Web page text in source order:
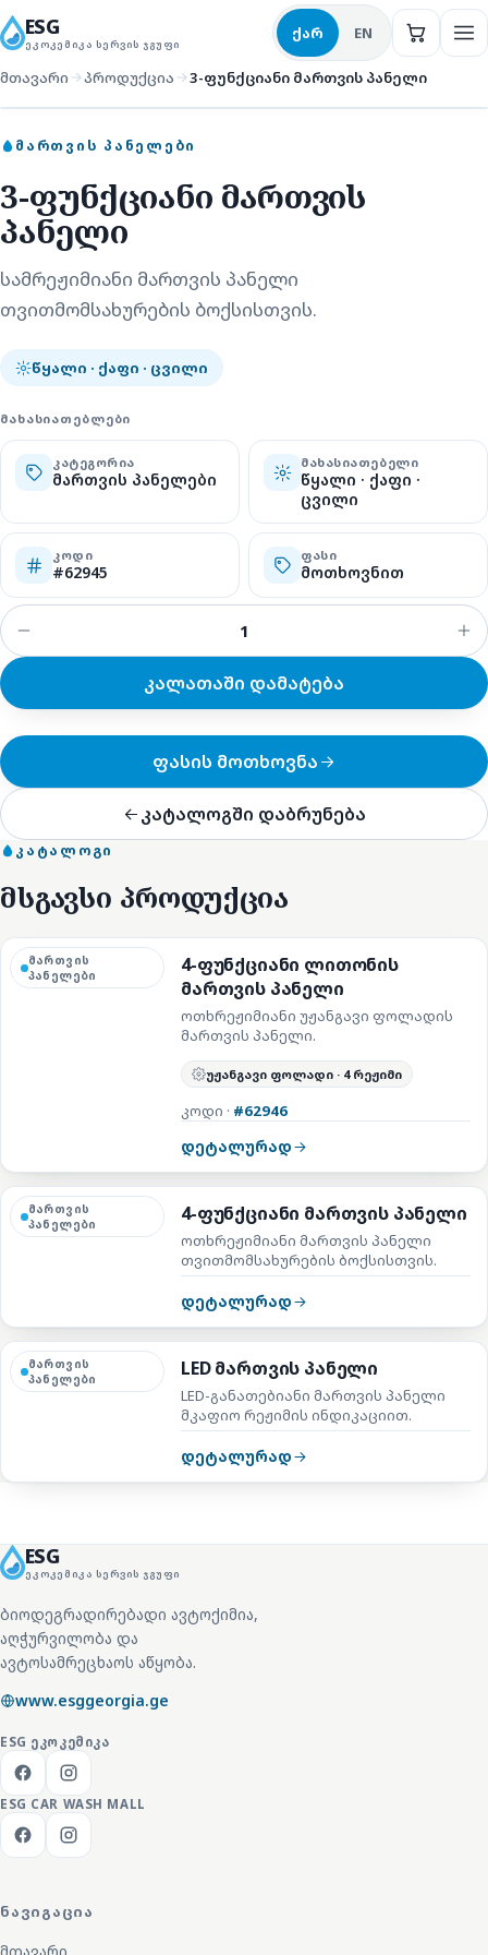
ESG
ᲔᲙᲝᲙᲔᲛᲘᲙᲐ ᲡᲔᲠᲕᲘᲡ ᲯᲒᲣᲤᲘ
ქარ EN
მთავარი პროდუქცია 3-ფუნქციანი მართვის პანელი
ᲛᲐᲠᲗᲕᲘᲡ ᲞᲐᲜᲔᲚᲔᲑᲘ
3-ფუნქციანი მართვის
პანელი
სამრეჟიმიანი მართვის პანელი
თვითმომსახურების ბოქსისთვის.
წყალი · ქაფი · ცვილი
ᲛᲐᲮᲐᲡᲘᲐᲗᲔᲑᲚᲔᲑᲘ
ᲙᲐᲢᲔᲒᲝᲠᲘᲐ
მართვის პანელები
ᲛᲐᲮᲐᲡᲘᲐᲗᲔᲑᲔᲚᲘ
წყალი · ქაფი ·
ცვილი
ᲙᲝᲓᲘ
#62945
ᲤᲐᲡᲘ
მოთხოვნით
კალათაში დამატება
ფასის მოთხოვნა
კატალოგში დაბრუნება
მართვის პანელები
ᲙᲐᲢᲐᲚᲝᲒᲘ
მსგავსი პროდუქცია
მართვის
პანელები
4-ფუნქციანი ლითონის
მართვის პანელი
ოთხრეჟიმიანი უჟანგავი ფოლადის
მართვის პანელი.
უჟანგავი ფოლადი · 4 რეჟიმი
კოდი · #62946
დეტალურად
მართვის
პანელები
4-ფუნქციანი მართვის პანელი
ოთხრეჟიმიანი მართვის პანელი
თვითმომსახურების ბოქსისთვის.
დეტალურად
მართვის
პანელები
LED მართვის პანელი
LED-განათებიანი მართვის პანელი
მკაფიო რეჟიმის ინდიკაციით.
დეტალურად
ESG
ᲔᲙᲝᲙᲔᲛᲘᲙᲐ ᲡᲔᲠᲕᲘᲡ ᲯᲒᲣᲤᲘ
ბიოდეგრადირებადი ავტოქიმია,
აღჭურვილობა და
ავტოსამრეცხაოს აწყობა.
www.esggeorgia.ge
ESG ᲔᲙᲝᲙᲔᲛᲘᲙᲐ
ESG CAR WASH MALL
ᲜᲐᲕᲘᲒᲐᲪᲘᲐ
მთავარი